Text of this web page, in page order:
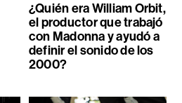
¿Quién era William Orbit,
el productor que trabajó
con Madonna y ayudó a
definir el sonido de los
2000?